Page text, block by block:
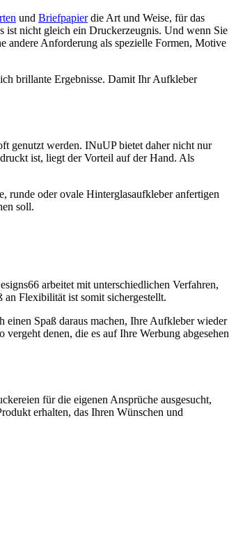
und Briefpapierdie Art und Weise, für das
ist nicht gleich ein Druckerzeugnis. Und wenn Sie
andere Anforderung als spezielle Formen, Motive
brillante Ergebnisse. Damit Ihr Aufkleber
genutzt werden. INuUP bietet daher nicht nur
ist, liegt der Vorteil auf der Hand. Als
runde oder ovale Hinterglasaufkleber anfertigen
soll.
arbeitet mit unterschiedlichen Verfahren,
an Flexibilität ist somit sichergestellt.
Spaß daraus machen, Ihre Aufkleber wieder
denen, die es auf Ihre Werbung abgesehen
für die eigenen Ansprüche ausgesucht,
erhalten, das Ihren Wünschen und